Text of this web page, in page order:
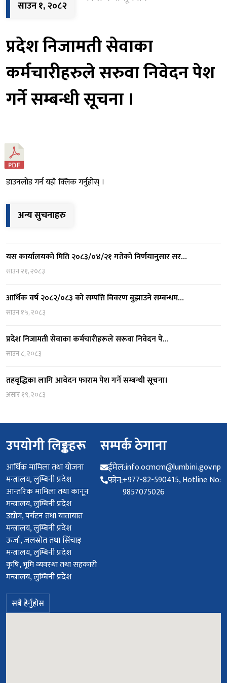
प्रदेश निजामती सेवाका
कर्मचारीहरुले सरुवा निवेदन पेश
गर्ने सम्बन्धी सूचना ।
यस कार्यालयको मिति २०८३/०४/२१ गतेको निर्णयानुसार सर…
आर्थिक वर्ष २०८२/०८३ को सम्पत्ति विवरण बुझाउने सम्बन्धम…
प्रदेश निजामती सेवाका कर्मचारीहरूले सरूवा निवेदन पे…
तहवृद्धिका लागि आवेदन फाराम पेश गर्ने सम्बन्धी सूचना।
उपयोगी लिङ्कहरू
आर्थिक मामिला तथा योजना
मन्त्रालय, लुम्बिनी प्रदेश
आन्तरिक मामिला तथा कानून
मन्त्रालय, लुम्बिनी प्रदेश
उद्योग, पर्यटन तथा यातायात
मन्त्रालय, लुम्बिनी प्रदेश
ऊर्जा, जलस्रोत तथा सिंचाइ
मन्त्रालय, लुम्बिनी प्रदेश
कृषि, भूमि व्यवस्था तथा सहकारी
सबै हेर्नुहोस
सम्पर्क ठेगाना
ईमेल:info.ocmcm@lumbini.gov.np
+977-82-590415, Hotline No: